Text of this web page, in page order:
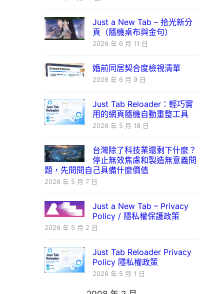
Just a New Tab – 拾光新分
頁（隨機桌布與金句）
2026 年 6 月 11 日
婚前同居契合度檢視清單
2026 年 6 月 9 日
Just Tab Reloader：輕巧實
用的網頁隨機自動重整工具
2026 年 5 月 18 日
台灣除了科技業還剩下什麼？
停止無效焦慮和製造無意義問
題，先問問自己具備什麼價值
2026 年 5 月 7 日
Just a New Tab – Privacy
Policy / 隱私權保護政策
2026 年 5 月 2 日
Just Tab Reloader Privacy
Policy 隱私權政策
2026 年 5 月 1 日